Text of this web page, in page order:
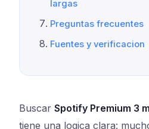
largas
Preguntas frecuentes
Fuentes y verificacion
Buscar Spotify Premium 3
tiene una logica clara: